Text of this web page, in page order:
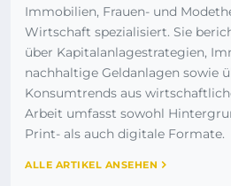
Immobilien, Frauen- und
Wirtschaft spezialisiert. Sie
über Kapitalanlagestrategien,
nachhaltige Geldanlagen sowie
Konsumtrends aus
Arbeit umfasst sowohl
Print- als auch digitale Formate.
ALLE ARTIKEL ANSEHEN